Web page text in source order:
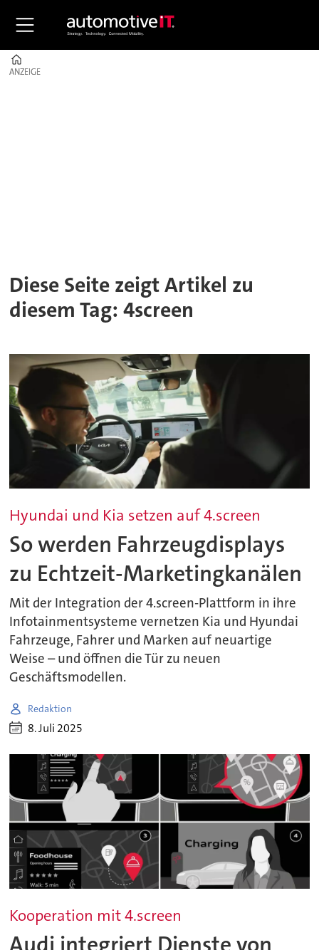
ANZEIGE
ANZEIGE
Diese Seite zeigt Artikel zu
diesem Tag: 4screen
Hyundai und Kia setzen auf 4.screen
So werden Fahrzeugdisplays
zu Echtzeit-Marketingkanälen
Mit der Integration der 4.screen-Plattform in ihre
Infotainmentsysteme vernetzen Kia und Hyundai
Fahrzeuge, Fahrer und Marken auf neuartige
Weise – und öffnen die Tür zu neuen
Geschäftsmodellen.
Redaktion
8. Juli 2025
Kooperation mit 4.screen